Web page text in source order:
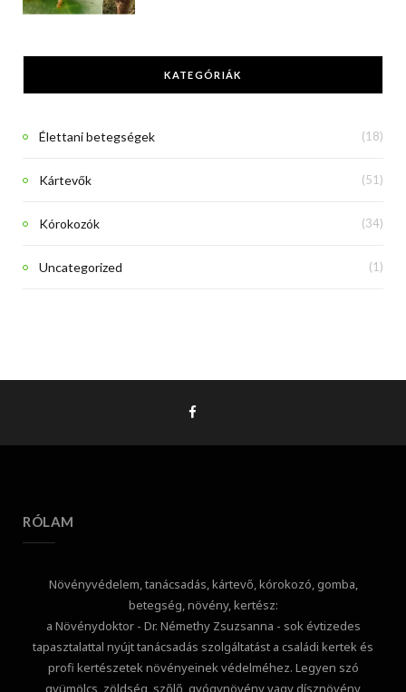
KATEGÓRIÁK
Élettani betegségek (18)
Kártevők (51)
Kórokozók (34)
Uncategorized (1)
RÓLAM
Növényvédelem, tanácsadás, kártevő, kórokozó, gomba,
betegség, növény, kertész:
a Növénydoktor - Dr. Némethy Zsuzsanna - sok évtizedes
tapasztalattal nyújt tanácsadás szolgáltatást a családi kertek és
profi kertészetek növényeinek védelméhez. Legyen szó
gyümölcs, zöldség, szőlő, gyógynövény vagy dísznövény